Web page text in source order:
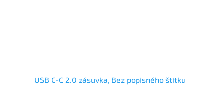
USB C-C 2.0 zásuvka, Bez popisného štítku